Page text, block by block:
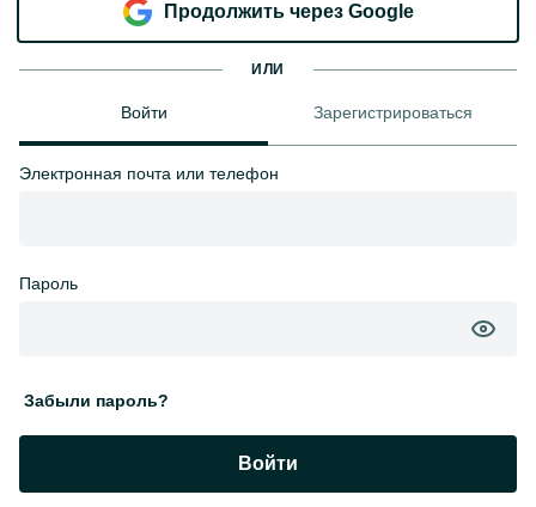
Продолжить через Google
ИЛИ
Войти Зарегистрироваться
Электронная почта или телефон
Пароль
Забыли пароль?
Войти